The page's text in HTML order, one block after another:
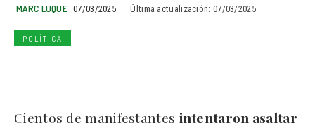
MARC LUQUE 07/03/2025 Última actualización: 07/03/2025
POLÍTICA
Cientos de manifestantes intentaron asaltar